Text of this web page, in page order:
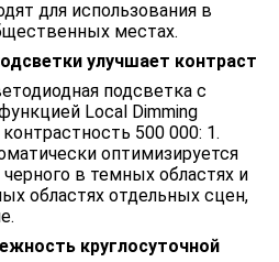
для использования в
местах.
улучшает контраст
подсветка с
Local Dimming
500 000: 1.
оптимизируется
в темных областях и
областях отдельных сцен,
круглосуточной